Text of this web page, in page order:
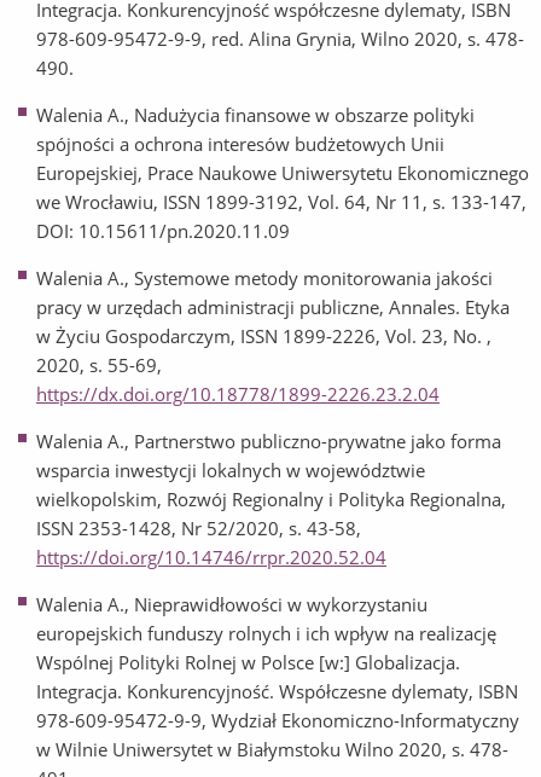
Integracja. Konkurencyjność współczesne dylematy, ISBN
978-609-95472-9-9, red. Alina Grynia, Wilno 2020, s. 478-
490.
Walenia A., Nadużycia finansowe w obszarze polityki
spójności a ochrona interesów budżetowych Unii
Europejskiej, Prace Naukowe Uniwersytetu Ekonomicznego
we Wrocławiu, ISSN 1899-3192, Vol. 64, Nr 11, s. 133-147,
DOI: 10.15611/pn.2020.11.09
Walenia A., Systemowe metody monitorowania jakości
pracy w urzędach administracji publiczne, Annales. Etyka
w Życiu Gospodarczym, ISSN 1899-2226, Vol. 23, No. ,
2020, s. 55-69,
https://dx.doi.org/10.18778/1899-2226.23.2.04
Walenia A., Partnerstwo publiczno-prywatne jako forma
wsparcia inwestycji lokalnych w województwie
wielkopolskim, Rozwój Regionalny i Polityka Regionalna,
ISSN 2353-1428, Nr 52/2020, s. 43-58,
https://doi.org/10.14746/rrpr.2020.52.04
Walenia A., Nieprawidłowości w wykorzystaniu
europejskich funduszy rolnych i ich wpływ na realizację
Wspólnej Polityki Rolnej w Polsce [w:] Globalizacja.
Integracja. Konkurencyjność. Współczesne dylematy, ISBN
978-609-95472-9-9, Wydział Ekonomiczno-Informatyczny
w Wilnie Uniwersytet w Białymstoku Wilno 2020, s. 478-